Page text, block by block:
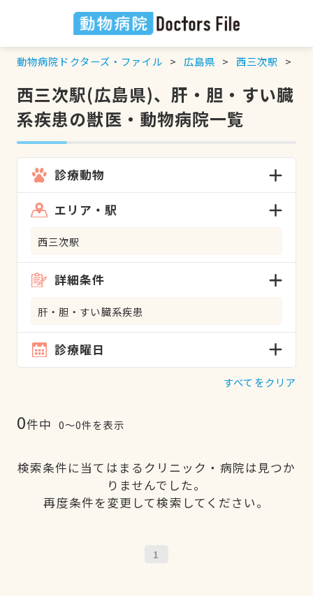
動物病院ドクターズ・ファイル 広島県 西三次駅
西三次駅(広島県)、肝・胆・すい臓
系疾患の獣医・動物病院一覧
診療動物
エリア・駅
西三次駅
詳細条件
肝・胆・すい臓系疾患
診療曜日
すべてをクリア
0件中 0〜0件を表示
検索条件に当てはまるクリニック・病院は見つか
りませんでした。
再度条件を変更して検索してください。
1